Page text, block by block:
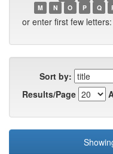
M
N O P Q
or enter first few letters:
Sort by:
Results/Page